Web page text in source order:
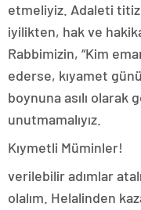
etmeliyiz. Adaleti
iyilikten, hak ve
Rabbimizin, “Kim
ederse, kıyamet
boynuna asılı olarak
unutmamalıyız.
Kıymetli Müminler!
verilebilir adımlar
olalım. Helalinden